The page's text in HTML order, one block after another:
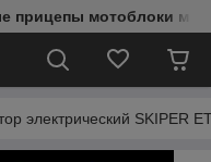
прицепы мотоблоки
электрический SKIPER